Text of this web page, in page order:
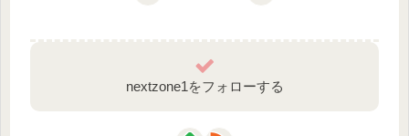
nextzone1をフォローする